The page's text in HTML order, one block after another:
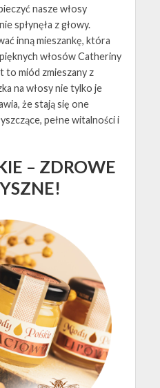
nasze włosy
spłynęła z głowy.
inną mieszankę, która
włosów Catheriny
to miód zmieszany z
na włosy nie tylko je
że stają się one
pełne witalności i
– ZDROWE